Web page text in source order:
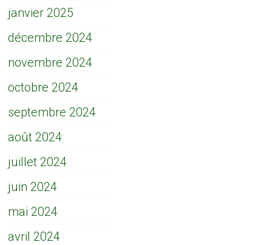
janvier 2025
décembre 2024
novembre 2024
octobre 2024
septembre 2024
août 2024
juillet 2024
juin 2024
mai 2024
avril 2024